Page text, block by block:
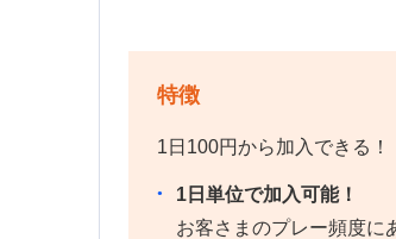
特徴
1日100円から加入できる！
1日単位で加入可能！
お客さまのプレー頻度に